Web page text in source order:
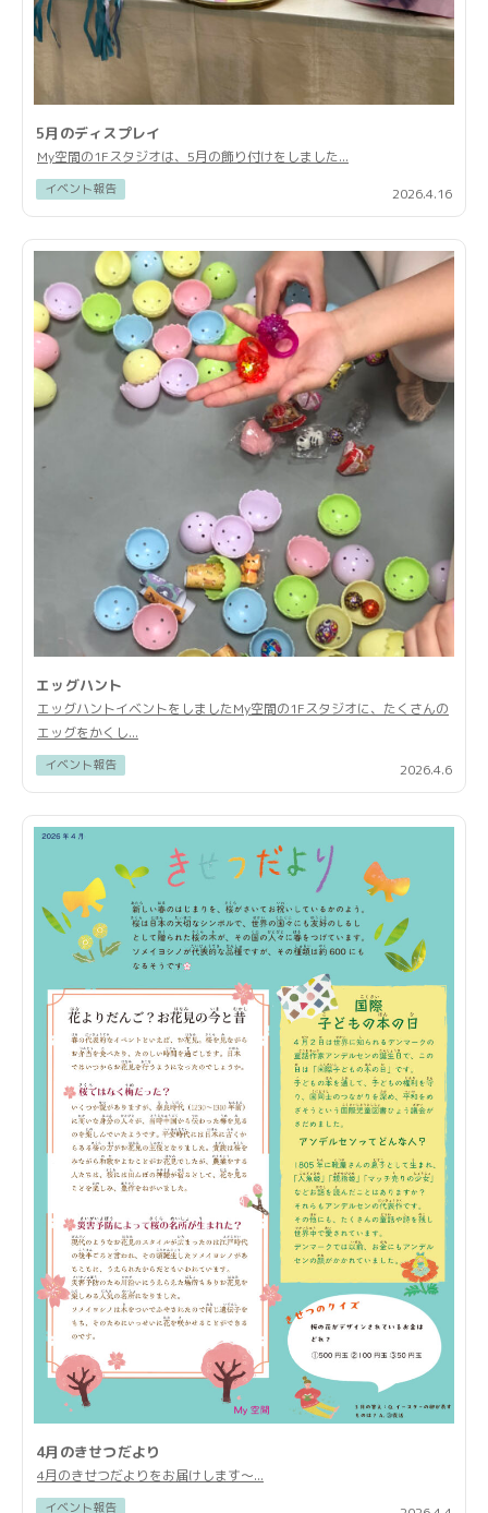
5月のディスプレイ
My空間の1Fスタジオは、5月の飾り付けをしました...
2026.4.16
イベント報告
エッグハント
エッグハントイベントをしましたMy空間の1Fスタジオに、たくさんの
エッグをかくし...
2026.4.6
イベント報告
4月のきせつだより
4月のきせつだよりをお届けします〜...
イベント報告